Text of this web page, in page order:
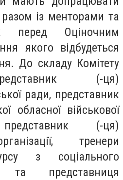
разом із менторами та
перед Оціночним
якого відбудеться
До складу Комітету
(-ця)
ради, представник
обласної військової
представник (-ця)
тренери
з соціального
та представниця